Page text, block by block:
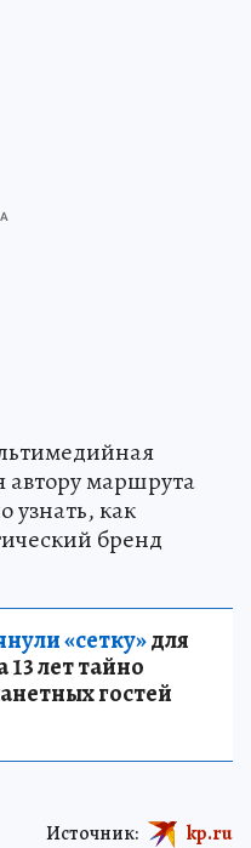
автору маршрута
как
бренд
«сетку»для
лет тайно
гостей
Источник: kp.ru